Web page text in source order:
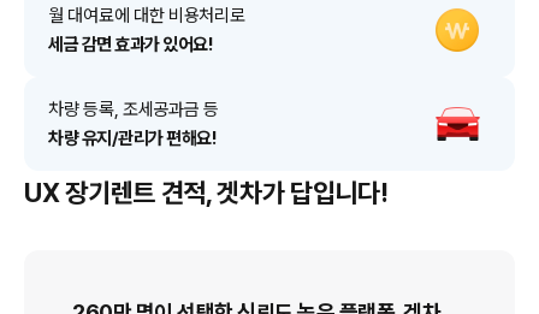
월 대여료에 대한 비용처리로
세금 감면 효과가 있어요!
차량 등록, 조세공과금 등
차량 유지/관리가 편해요!
UX 장기렌트 견적, 겟차가 답입니다!